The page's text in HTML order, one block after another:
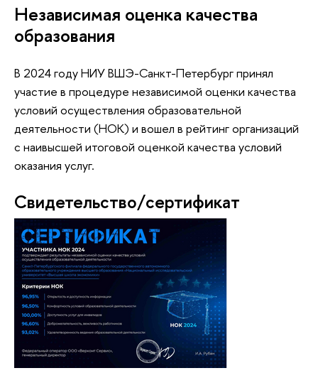
Независимая оценка качества
образования
В 2024 году НИУ ВШЭ-Санкт-Петербург принял
участие в процедуре независимой оценки качества
условий осуществления образовательной
деятельности (НОК) и вошел в рейтинг организаций
с наивысшей итоговой оценкой качества условий
оказания услуг.
Свидетельство/сертификат